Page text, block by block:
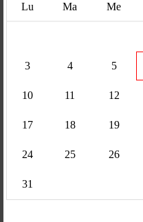
Lu Ma Me
3 4 5
10 11 12
17 18 19
24 25 26
31